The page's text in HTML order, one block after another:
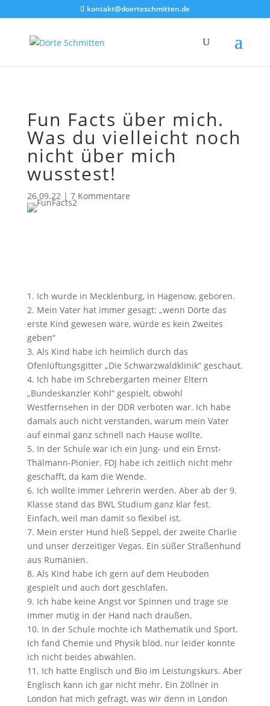
Akkordeon geschlossenkontakt@doerteschmitten.de
Fun Facts über mich.
Was du vielleicht noch
nicht über mich
wusstest!
26.09.22| 7 Kommentare
Ich wurde in Mecklenburg, in Hagenow, geboren.
Mein Vater hat immer gesagt: „wenn Dörte das
erste Kind gewesen wäre, würde es kein Zweites
geben“
Als Kind habe ich heimlich durch das
Ofenlüftungsgitter „Die Schwarzwaldklinik“ geschaut.
Ich habe im Schrebergarten meiner Eltern
„Bundeskanzler Kohl“ gespielt, obwohl
Westfernsehen in der DDR verboten war. Ich habe
damals auch nicht verstanden, warum mein Vater
auf einmal ganz schnell nach Hause wollte.
In der Schule war ich ein Jung- und ein Ernst-
Thälmann-Pionier. FDJ habe ich zeitlich nicht mehr
geschafft, da kam die Wende.
Ich wollte immer Lehrerin werden. Aber ab der 9.
Klasse stand das BWL Studium ganz klar fest.
Einfach, weil man damit so flexibel ist.
Mein erster Hund hieß Seppel, der zweite Charlie
und unser derzeitiger Vegas. Ein süßer Straßenhund
aus Rumänien.
Als Kind habe ich gern auf dem Heuboden
gespielt und auch dort geschlafen.
Ich habe keine Angst vor Spinnen und trage sie
immer mutig in der Hand nach draußen.
In der Schule mochte ich Mathematik und Sport.
Ich fand Chemie und Physik blöd, nur leider konnte
ich nicht beides abwählen.
Ich hatte Englisch und Bio im Leistungskurs. Aber
Englisch kann ich gar nicht mehr. Ein Zöllner in
London hat mich gefragt, was wir denn in London